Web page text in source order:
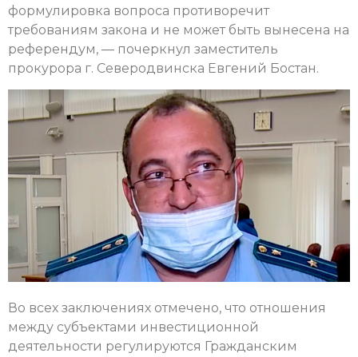
формулировка вопроса противоречит
требованиям закона и не может быть вынесена на
референдум, — почеркнул заместитель
прокурора г. Северодвинска Евгений Бостан.
Во всех заключениях отмечено, что отношения
между субъектами инвестиционной
деятельности регулируются Гражданским